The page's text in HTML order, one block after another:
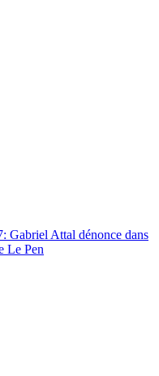
Attal dénonce dans
Le Pen